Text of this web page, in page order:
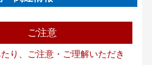
ご注意
り、ご注意・ご理解いただき